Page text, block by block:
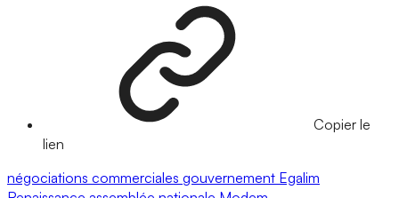
Copier le
lien
négociations commerciales gouvernement Egalim